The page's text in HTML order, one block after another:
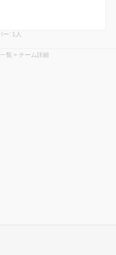
ー: 1人
覧 > チーム詳細